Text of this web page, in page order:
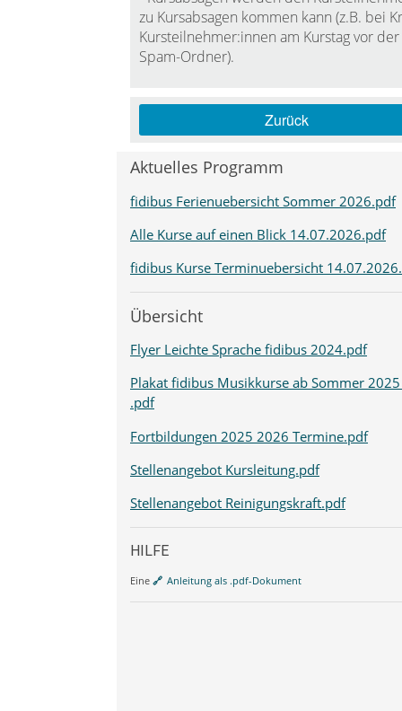
zu Kursabsagen kommen kann (z.B. bei
Kursteilnehmer:innen am Kurstag vor
Spam-Ordner).
Zurück
Aktuelles Programm
fidibus Ferienuebersicht Sommer 2026.pdf
Alle Kurse auf einen Blick 14.07.2026.pdf
fidibus Kurse Terminuebersicht
Übersicht
Flyer Leichte Sprache fidibus 2024.pdf
Plakat fidibus Musikkurse ab Sommer
.pdf
Fortbildungen 2025 2026 Termine.pdf
Stellenangebot Kursleitung.pdf
Stellenangebot Reinigungskraft.pdf
HILFE
Eine Anleitung als .pdf-Dokument